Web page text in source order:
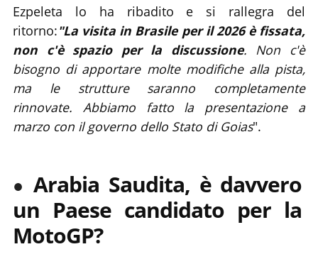
Ezpeleta lo ha ribadito e si rallegra del
ritorno:"La visita in Brasile per il 2026 è fissata,
non c'è spazio per la discussione. Non c'è
bisogno di apportare molte modifiche alla pista,
ma le strutture saranno completamente
rinnovate. Abbiamo fatto la presentazione a
marzo con il governo dello Stato di Goias".
Arabia Saudita, è davvero
un Paese candidato per la
MotoGP?